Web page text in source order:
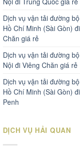
Dịch vụ vận tải đường
Hồ Chí Minh (Sài Gòn)
Chăn giá rẻ
Dịch vụ vận tải đường
Nội đi Viêng Chăn giá rẻ
Dịch vụ vận tải đường
Hồ Chí Minh (Sài Gòn)
Penh
DỊCH VỤ HẢI QUAN